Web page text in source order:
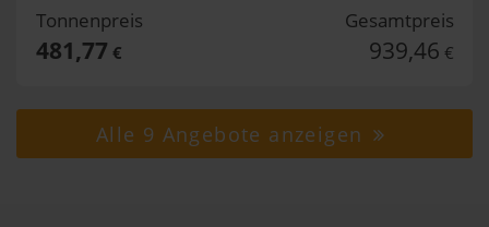
Tonnenpreis
481,77 €
Gesamtpreis
939,46 €
Alle 9 Angebote anzeigen